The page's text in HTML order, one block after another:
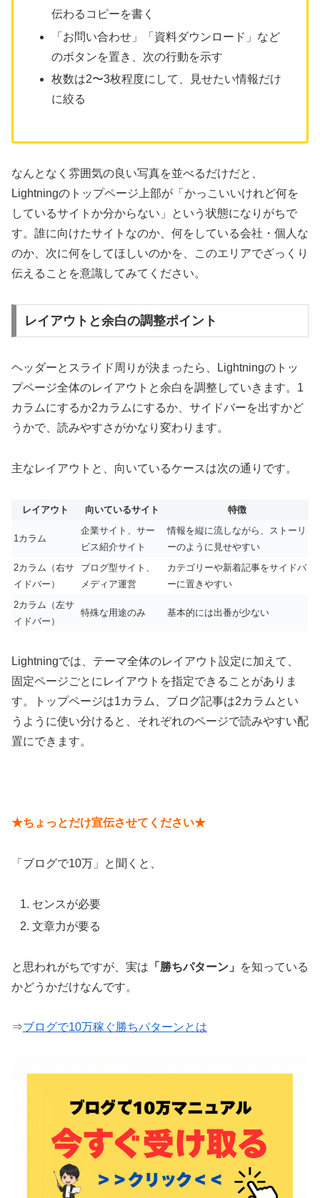
伝わるコピーを書く
「お問い合わせ」「資料ダウンロード」など
のボタンを置き、次の行動を示す
枚数は2〜3枚程度にして、見せたい情報だけ
に絞る
なんとなく雰囲気の良い写真を並べるだけだと、
Lightningのトップページ上部が「かっこいいけれど何を
しているサイトか分からない」という状態になりがちで
す。誰に向けたサイトなのか、何をしている会社・個人な
のか、次に何をしてほしいのかを、このエリアでざっくり
伝えることを意識してみてください。
レイアウトと余白の調整ポイント
ヘッダーとスライド周りが決まったら、Lightningのトッ
プページ全体のレイアウトと余白を調整していきます。1
カラムにするか2カラムにするか、サイドバーを出すかど
うかで、読みやすさがかなり変わります。
主なレイアウトと、向いているケースは次の通りです。
レイアウト 向いているサイト 特徴
1カラム
企業サイト、サー
ビス紹介サイト
情報を縦に流しながら、ストーリ
ーのように見せやすい
2カラム（右サ
イドバー）
ブログ型サイト、
メディア運営
カテゴリーや新着記事をサイドバ
ーに置きやすい
2カラム（左サ
イドバー）
特殊な用途のみ 基本的には出番が少ない
Lightningでは、テーマ全体のレイアウト設定に加えて、
固定ページごとにレイアウトを指定できることがありま
す。トップページは1カラム、ブログ記事は2カラムとい
うように使い分けると、それぞれのページで読みやすい配
置にできます。
★ちょっとだけ宣伝させてください★
「ブログで10万」と聞くと、
センスが必要
文章力が要る
と思われがちですが、実は 「勝ちパターン」
を知っている
かどうかだけなんです。
⇒ブログで10万稼ぐ勝ちパターンとは